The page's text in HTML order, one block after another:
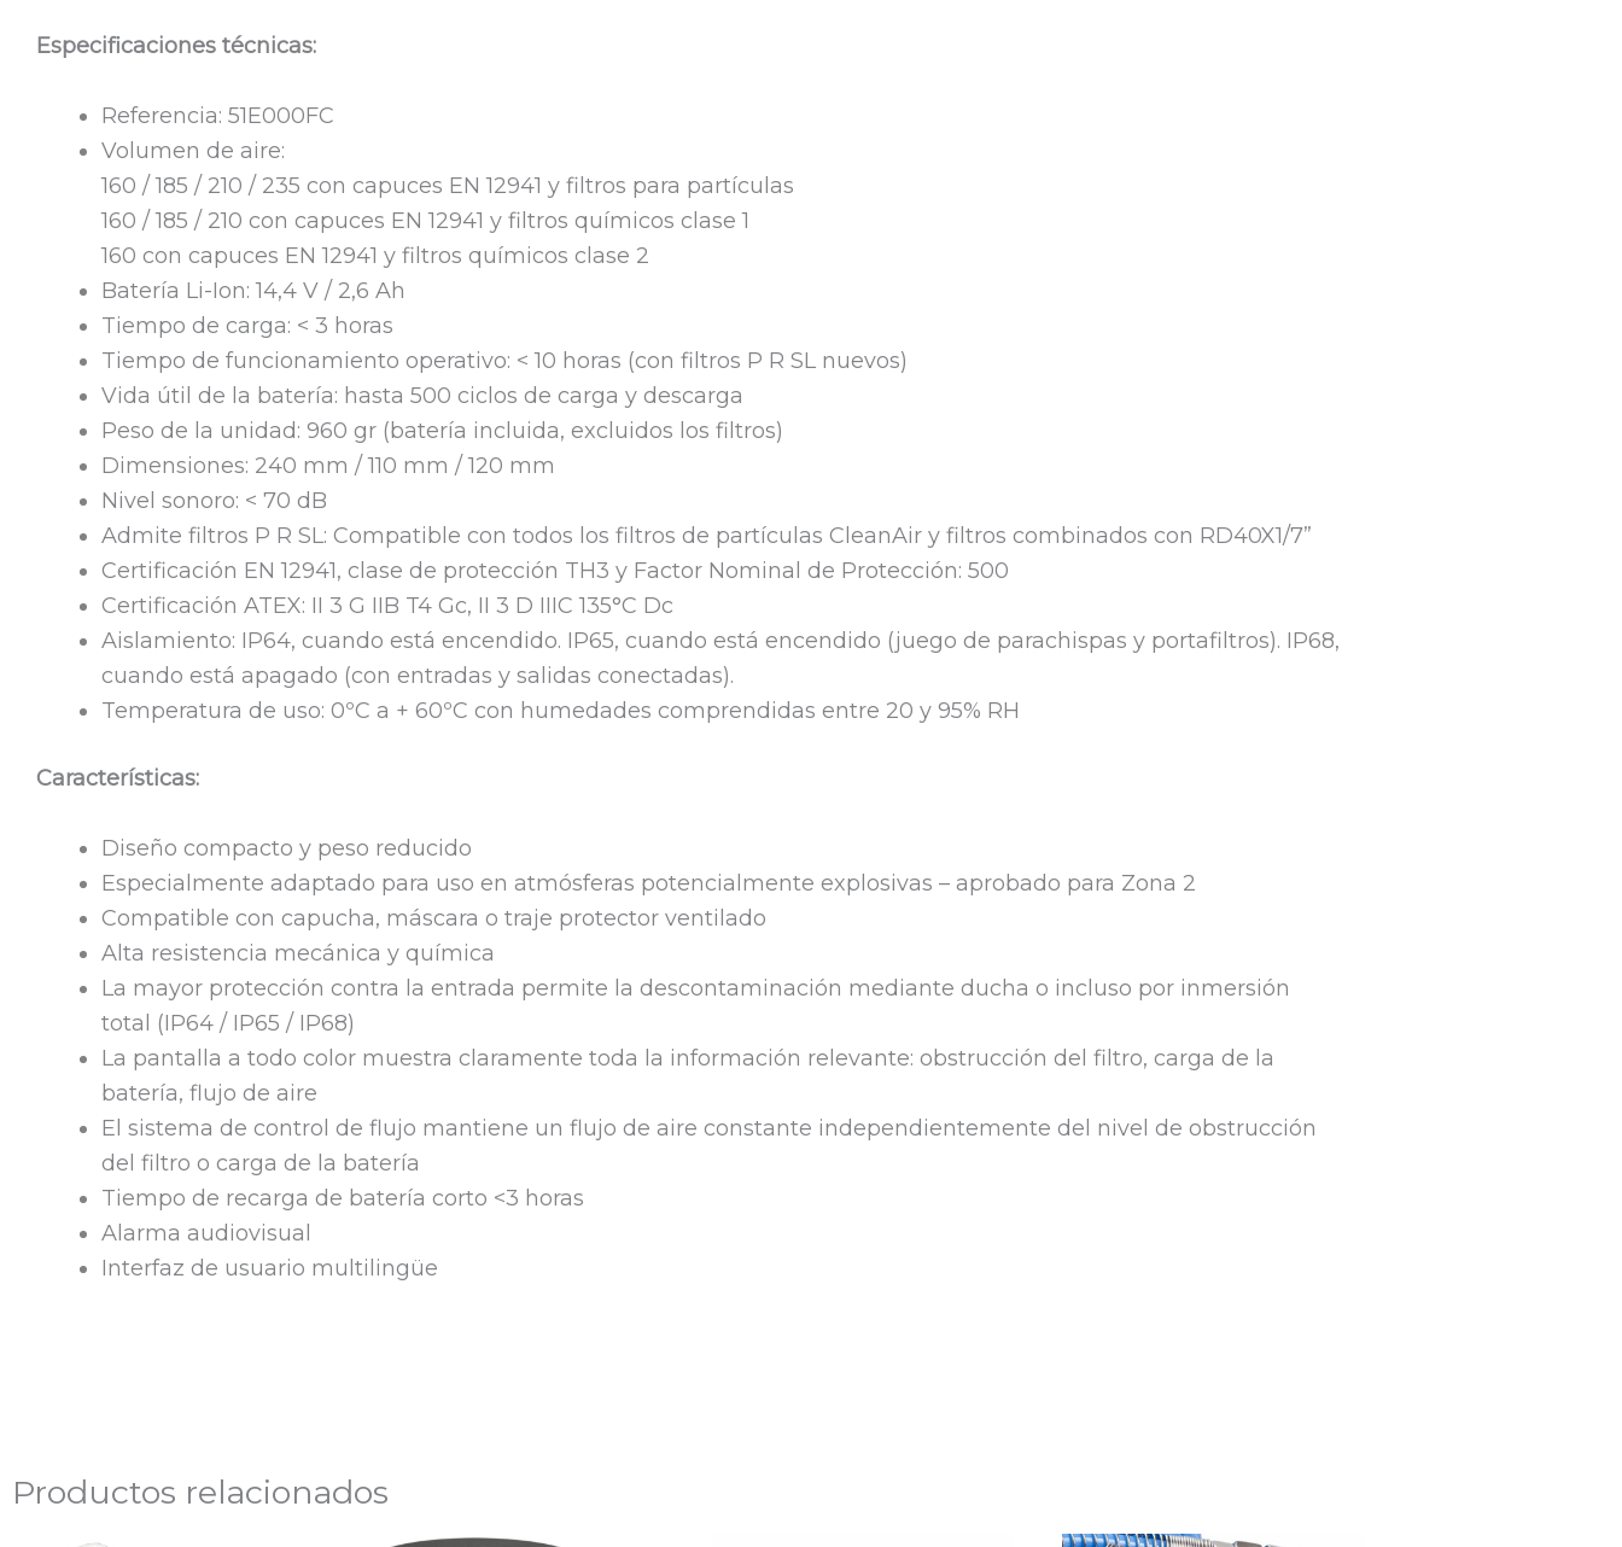
Especificaciones técnicas:
Referencia: 51E000FC
Volumen de aire:
160 / 185 / 210 / 235 con capuces EN 12941 y filtros para partículas
160 / 185 / 210 con capuces EN 12941 y filtros químicos clase 1
160 con capuces EN 12941 y filtros químicos clase 2
Batería Li-Ion: 14,4 V / 2,6 Ah
Tiempo de carga: < 3 horas
Tiempo de funcionamiento operativo: < 10 horas (con filtros P R SL nuevos)
Vida útil de la batería: hasta 500 ciclos de carga y descarga
Peso de la unidad: 960 gr (batería incluida, excluidos los filtros)
Dimensiones: 240 mm / 110 mm / 120 mm
Nivel sonoro: < 70 dB
Admite filtros P R SL: Compatible con todos los filtros de partículas CleanAir y filtros combinados con RD40X1/7”
Certificación EN 12941, clase de protección TH3 y Factor Nominal de Protección: 500
Certificación ATEX: II 3 G IIB T4 Gc, II 3 D IIIC 135°C Dc
Aislamiento: IP64, cuando está encendido. IP65, cuando está encendido (juego de parachispas y portafiltros). IP68,
cuando está apagado (con entradas y salidas conectadas).
Temperatura de uso: 0ºC a + 60ºC con humedades comprendidas entre 20 y 95% RH
Características:
Diseño compacto y peso reducido
Especialmente adaptado para uso en atmósferas potencialmente explosivas – aprobado para Zona 2
Compatible con capucha, máscara o traje protector ventilado
Alta resistencia mecánica y química
La mayor protección contra la entrada permite la descontaminación mediante ducha o incluso por inmersión
total (IP64 / IP65 / IP68)
La pantalla a todo color muestra claramente toda la información relevante: obstrucción del filtro, carga de la
batería, flujo de aire
El sistema de control de flujo mantiene un flujo de aire constante independientemente del nivel de obstrucción
del filtro o carga de la batería
Tiempo de recarga de batería corto <3 horas
Alarma audiovisual
Interfaz de usuario multilingüe
Productos relacionados